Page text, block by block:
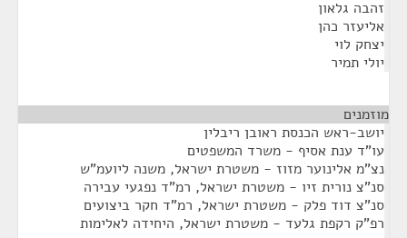
זהבה גלאון
אליעזר כהן
יצחק לוי
יולי תמיר
מוזמנים
יושב-ראש הכנסת ראובן ריבלין
עו"ד ענת אסיף - משרד המשפטים
נצ"מ אלינוער מזוז - משטרת ישראל, משנה ליועמ"ש
סנ"צ נורית זיו - משטרת ישראל, רמ"ד נפגעי עבירה
סנ"צ דוד פלק - משטרת ישראל, רמ"ד חקר ביצועים
רפ"ק רקפת גלעד - משטרת ישראל, היחידה לאלימות